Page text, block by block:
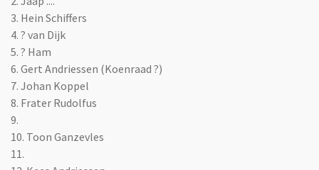
3. Hein Schiffers
4. ? van Dijk
5. ? Ham
6. Gert Andriessen (Koenraad ?)
7. Johan Koppel
8. Frater Rudolfus
9.
10. Toon Ganzevles
11.